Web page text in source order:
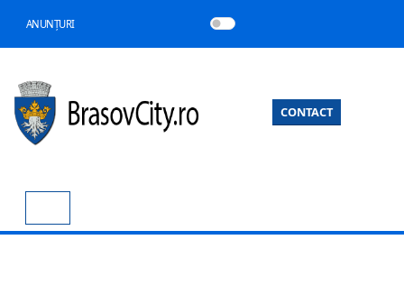
ANUNȚURI
CONTACT